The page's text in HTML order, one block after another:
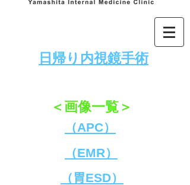
​日帰り内視鏡手術
＜画像一覧＞
​（APC）
​（EMR）
​（胃ESD）